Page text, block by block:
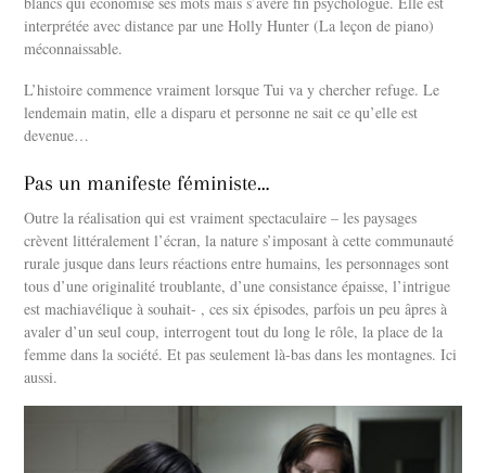
interprétée avec distance par une Holly Hunter (La leçon de piano)
méconnaissable.
L’histoire commence vraiment lorsque Tui va y chercher refuge. Le
lendemain matin, elle a disparu et personne ne sait ce qu’elle est
devenue…
Pas un manifeste féministe…
Outre la réalisation qui est vraiment spectaculaire – les paysages
crèvent littéralement l’écran, la nature s’imposant à cette communauté
rurale jusque dans leurs réactions entre humains, les personnages sont
tous d’une originalité troublante, d’une consistance épaisse, l’intrigue
est machiavélique à souhait- , ces six épisodes, parfois un peu âpres à
avaler d’un seul coup, interrogent tout du long le rôle, la place de la
femme dans la société. Et pas seulement là-bas dans les montagnes. Ici
aussi.